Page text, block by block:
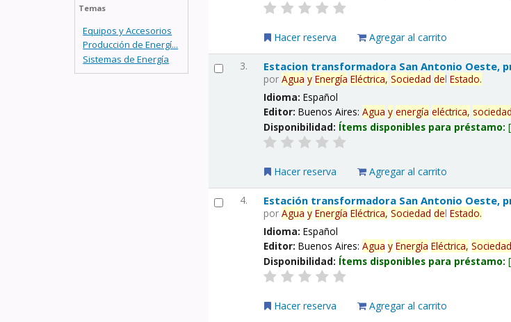
Temas
Equipos y Accesorios
Producción de Energí...
Sistemas de Energía
Hacer reserva Agregar al carrito
3. Estacion transformadora San Antonio Oeste,
porAgua y Energía Eléctrica, Sociedad delEstado.
Idioma:Español
Editor:Buenos Aires:Agua y energía eléctrica, sociedad
Disponibilidad: Ítems disponibles para préstamo:
Hacer reserva Agregar al carrito
4. Estación transformadora San Antonio Oeste,
porAgua y Energía Eléctrica, Sociedad delEstado.
Idioma:Español
Editor:Buenos Aires:Agua y Energía Eléctrica, Sociedad
Disponibilidad: Ítems disponibles para préstamo:
Hacer reserva Agregar al carrito